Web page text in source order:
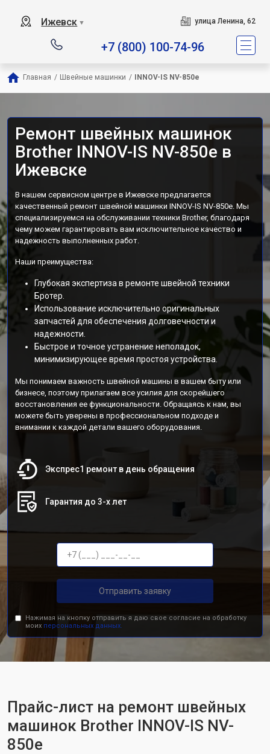
Ижевск ▼ улица Ленина, 62
+7 (800) 100-74-96
Главная / Швейные машинки / INNOV-IS NV-850e
Ремонт швейных машинок
Brother INNOV-IS NV-850e в
Ижевске
В нашем сервисном центре в Ижевске предлагается
качественный ремонт швейной машинки INNOV-IS NV-850e. Мы
специализируемся на обслуживании техники Brother, благодаря
чему можем гарантировать вам исключительное качество и
надежность выполненных работ.
Наши преимущества:
Глубокая экспертиза в ремонте швейной техники
Бротер.
Использование исключительно оригинальных
запчастей для обеспечения долговечности и
надежности.
Быстрое и точное устранение неполадок,
минимизирующее время простоя устройства.
Мы понимаем важность швейной машины в вашем быту или
бизнесе, поэтому прилагаем все усилия для скорейшего
восстановления ее функциональности. Обращаясь к нам, вы
можете быть уверены в профессиональном подходе и
внимании к каждой детали вашего оборудования.
Экспрес1 ремонт в день обращения
Гарантия до 3-х лет
Отправить заявку
Нажимая на кнопку отправить я даю свое согласие на обработку
моих персональных данных.
Прайс-лист на ремонт швейных
машинок Brother INNOV-IS NV-
850e